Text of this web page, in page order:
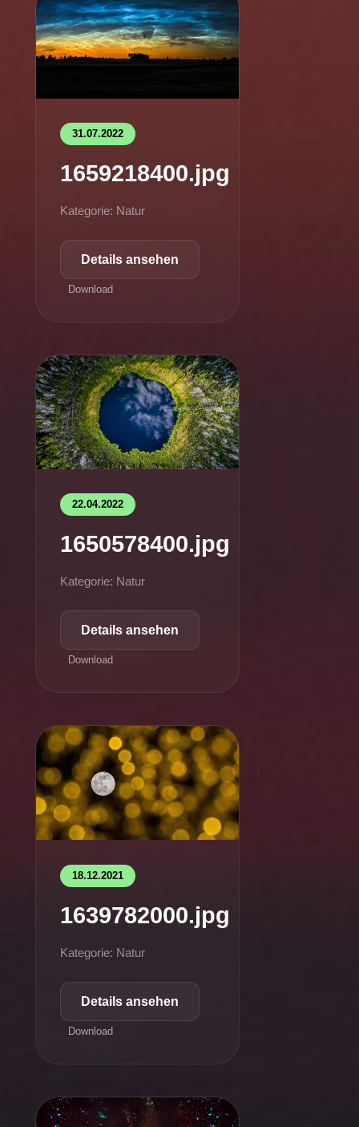
31.07.2022
1659218400.jpg
Kategorie: Natur
Details ansehen
Download
22.04.2022
1650578400.jpg
Kategorie: Natur
Details ansehen
Download
18.12.2021
1639782000.jpg
Kategorie: Natur
Details ansehen
Download